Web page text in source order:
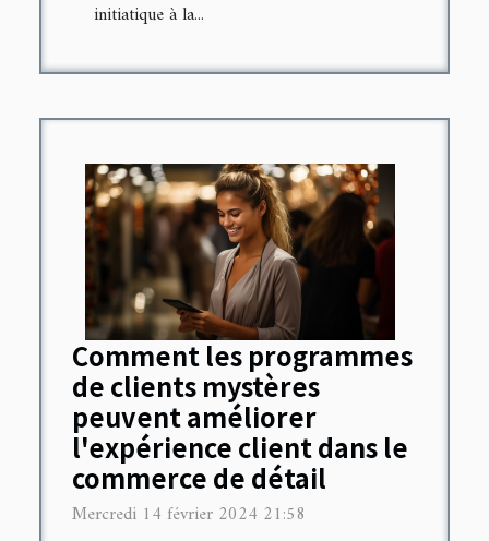
initiatique à la...
Comment les programmes
de clients mystères
peuvent améliorer
l'expérience client dans le
commerce de détail
Mercredi 14 février 2024 21:58